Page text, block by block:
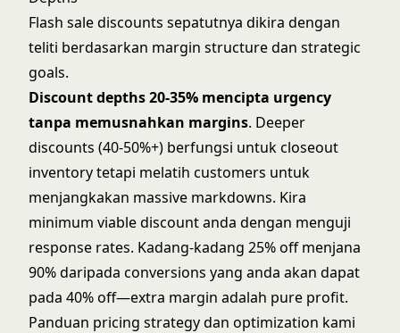
Flash sale discounts sepatutnya dikira dengan
teliti berdasarkan margin structure dan strategic
goals.
Discount depths 20-35% mencipta urgency
tanpa memusnahkan margins. Deeper
discounts (40-50%+) berfungsi untuk closeout
inventory tetapi melatih customers untuk
menjangkakan massive markdowns. Kira
minimum viable discount anda dengan menguji
response rates. Kadang-kadang 25% off menjana
90% daripada conversions yang anda akan dapat
pada 40% off—extra margin adalah pure profit.
Panduan pricing strategy dan optimization kami